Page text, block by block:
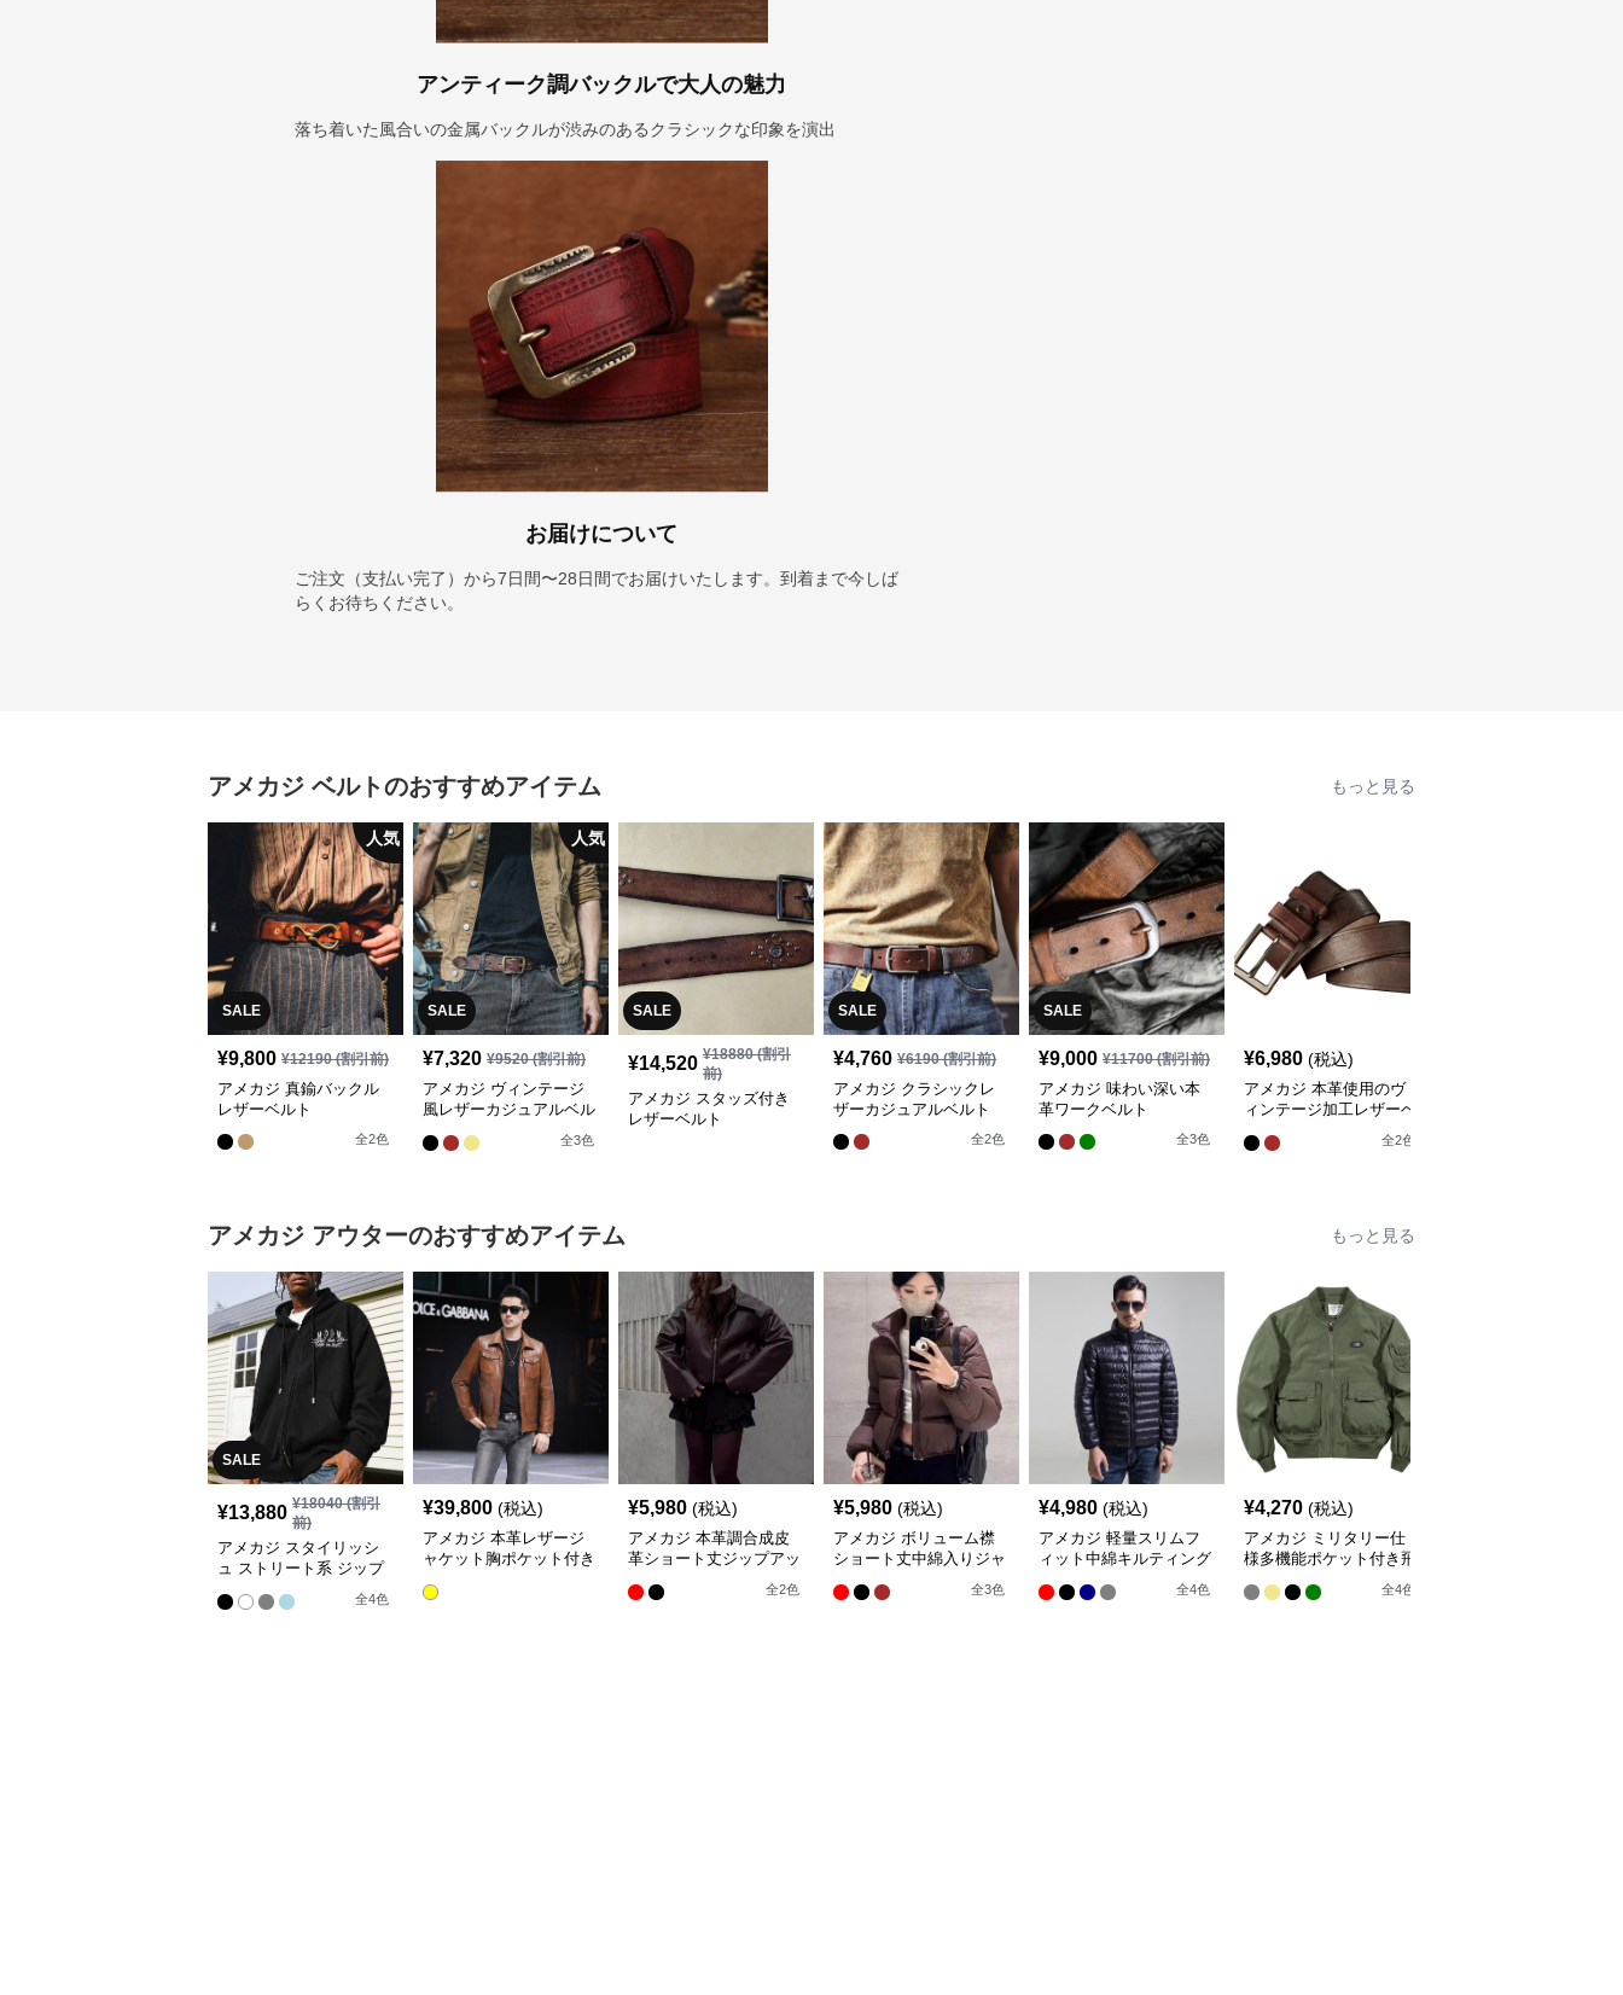
アンティーク調バックルで大人の魅力
落ち着いた風合いの金属バックルが渋みのあるクラシックな印象を演出
お届けについて
ご注文（支払い完了）から7日間〜28日間でお届けいたします。到着まで今しば
らくお待ちください。
アメカジ ベルトのおすすめアイテム もっと見る
SALE
人気
¥9,800 ¥12190(割引前)
アメカジ 真鍮バックル
レザーベルト
全2色
SALE
人気
¥7,320 ¥9520(割引前)
アメカジ ヴィンテージ
風レザーカジュアルベル
全3色
SALE
¥14,520 ¥18880(割引
前)
アメカジ スタッズ付き
レザーベルト
SALE
¥4,760 ¥6190(割引前)
アメカジ クラシックレ
ザーカジュアルベルト
全2色
SALE
¥9,000 ¥11700(割引前)
アメカジ 味わい深い本
革ワークベルト
全3色
¥6,980 (税込)
アメカジ 本革使用のヴ
ィンテージ加工レザーベ
全2色
アメカジ アウターのおすすめアイテム もっと見る
SALE
¥13,880 ¥18040(割引
前)
アメカジ スタイリッシ
ュ ストリート系 ジップ
全4色
¥39,800 (税込)
アメカジ 本革レザージ
ャケット胸ポケット付き
¥5,980 (税込)
アメカジ 本革調合成皮
革ショート丈ジップアッ
全2色
¥5,980 (税込)
アメカジ ボリューム襟
ショート丈中綿入りジャ
全3色
¥4,980 (税込)
アメカジ 軽量スリムフ
ィット中綿キルティング
全4色
¥4,270 (税込)
アメカジ ミリタリー仕
様多機能ポケット付き飛
全4色